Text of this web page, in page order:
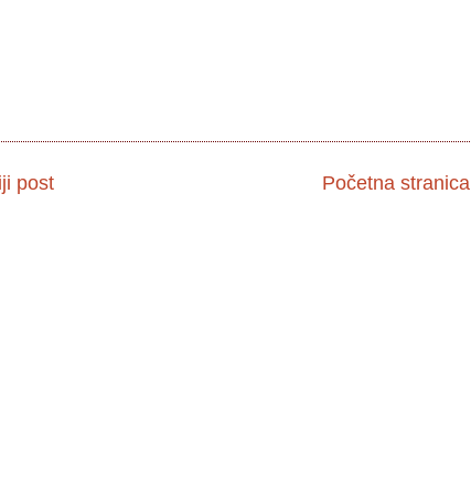
post Početna stranica